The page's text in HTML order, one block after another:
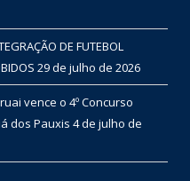
DE FUTEBOL
29 de julho de 2026
vence o 4º Concurso
dos Pauxis 4 de julho de